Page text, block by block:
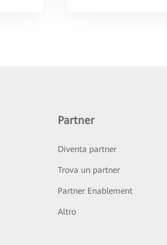
Partner
Diventa partner
Trova un partner
Partner Enablement
Altro